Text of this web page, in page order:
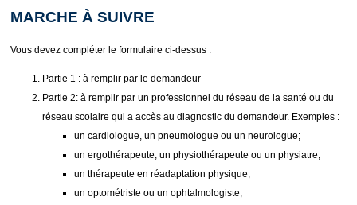
MARCHE À SUIVRE
Vous devez compléter le formulaire ci-dessus :
Partie 1 : à remplir par le demandeur
Partie 2: à remplir par un professionnel du réseau de la santé ou du
réseau scolaire qui a accès au diagnostic du demandeur. Exemples :
un cardiologue, un pneumologue ou un neurologue;
un ergothérapeute, un physiothérapeute ou un physiatre;
un thérapeute en réadaptation physique;
un optométriste ou un ophtalmologiste;